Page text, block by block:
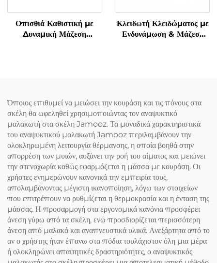
Οπισθιά Καθιστική με
Δυναμική Μάζεση
Κλειδωτή Κλειδώματος με
Ενδυνάμωση & Μάζεση
Όποιος επιθυμεί να μειώσει την κουράση και τις πόνους στα
σκέλη θα ωφεληθεί χρησιμοποιώντας τον αναψυκτικό
μαλακωτή στα σκέλη Jamooz. Τα μοναδικά χαρακτηριστικά
του αναψυκτικού μαλακωτή Jamooz περιλαμβάνουν την
ολοκληρωμένη λειτουργία θέρμανσης, η οποία βοηθά στην
απορρέση των μυιών, αυξάνει την ροή του αίματος και μειώνει
την στενοχωρία καθώς εφαρμόζεται η μάσσα με κουράση. Οι
χρήστες ενημερώνουν κανονικά την εμπειρία τους,
απολαμβάνοντας μέγιστη ικανοποίηση, λόγω των στοιχείων
που επιτρέπουν να ρυθμίζεται η θερμοκρασία και η ένταση της
μάσσας. Η προσαρμογή στα εργονομικά κανόνια προσφέρει
άνεση γύρω από τα σκέλη, ενώ προσδιορίζεται περισσότερη
άνεση από μαλακά και αναπνευστικά υλικά. Ανεξάρτητα από το
αν ο χρήστης ήταν έπανω στα πόδια τουλάχιστον όλη μια μέρα
ή ολοκληρώνει απαιτητικές δραστηριότητες, ο αναψυκτικός